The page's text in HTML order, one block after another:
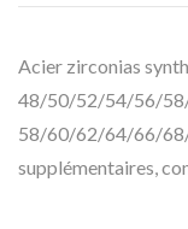
Acier zirconias
48/50/52/54/56/58/
58/60/62/64/66/68/
supplémentaires,